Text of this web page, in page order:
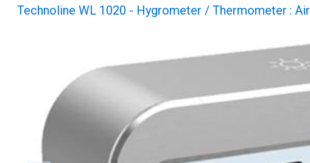
Technoline WL 1020 - Hygrometer / Thermometer :